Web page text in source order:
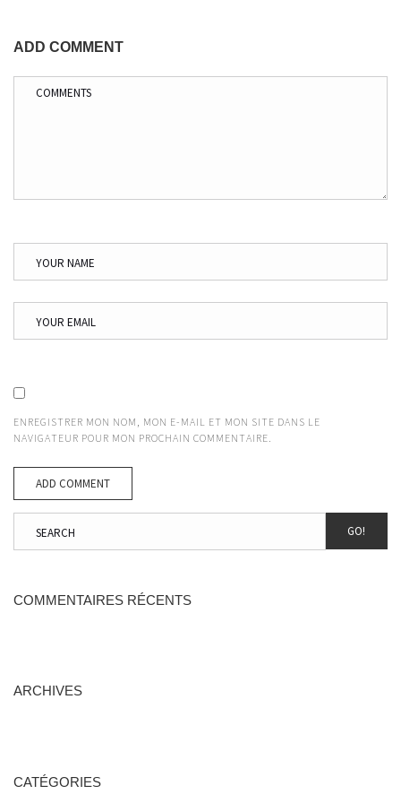
ADD COMMENT
ENREGISTRER MON NOM, MON E-MAIL ET MON SITE DANS LE
NAVIGATEUR POUR MON PROCHAIN COMMENTAIRE.
GO!
COMMENTAIRES RÉCENTS
ARCHIVES
CATÉGORIES